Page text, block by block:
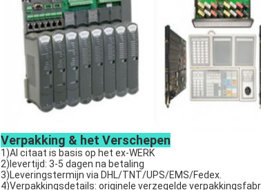
Verpakking & het Verschepen
1)Al citaat is basis op het ex-WERK
2)levertijd: 3-5 dagen na betaling
3)Leveringstermijn via DHL/TNT/UPS/EMS/Fedex.
4)Verpakkingsdetails: originele verzegelde